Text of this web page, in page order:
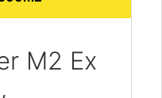
M2 Ex